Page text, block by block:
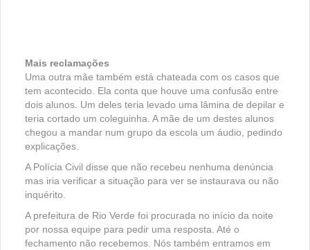
Mais reclamações
Uma outra mãe também está chateada com os casos que
tem acontecido. Ela conta que houve uma confusão entre
dois alunos. Um deles teria levado uma lâmina de depilar e
teria cortado um coleguinha. A mãe de um destes alunos
chegou a mandar num grupo da escola um áudio, pedindo
explicações.
A Polícia Civil disse que não recebeu nenhuma denúncia
mas iria verificar a situação para ver se instaurava ou não
inquérito.
A prefeitura de Rio Verde foi procurada no início da noite
por nossa equipe para pedir uma resposta. Até o
fechamento não recebemos. Nós também entramos em